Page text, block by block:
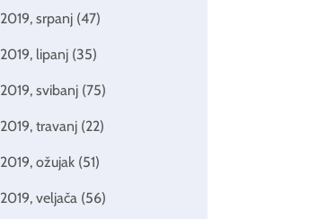
2019, srpanj (47)
2019, lipanj (35)
2019, svibanj (75)
2019, travanj (22)
2019, ožujak (51)
2019, veljača (56)